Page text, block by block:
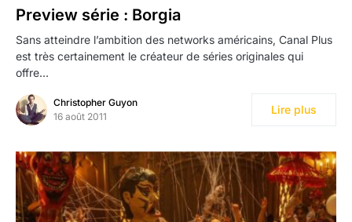
Preview série : Borgia
Sans atteindre l’ambition des networks américains, Canal Plus
est très certainement le créateur de séries originales qui
offre…
Christopher Guyon
16 août 2011
Lire plus